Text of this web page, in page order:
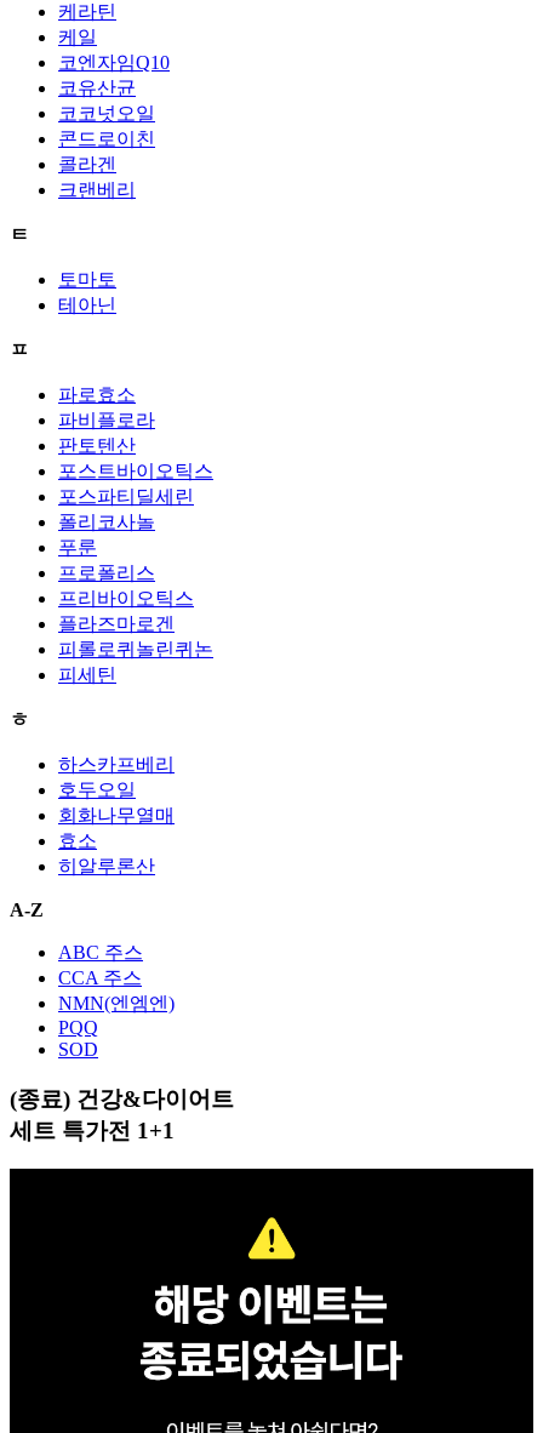
케라틴
케일
코엔자임Q10
코유산균
코코넛오일
콘드로이친
콜라겐
크랜베리
ㅌ
토마토
테아닌
ㅍ
파로효소
파비플로라
판토텐산
포스트바이오틱스
포스파티딜세린
폴리코사놀
푸룬
프로폴리스
프리바이오틱스
플라즈마로겐
피롤로퀴놀린퀴논
피세틴
ㅎ
하스카프베리
호두오일
회화나무열매
효소
히알루론산
A-Z
ABC 주스
CCA 주스
NMN(엔엠엔)
PQQ
SOD
(종료) 건강&다이어트
세트 특가전 1+1